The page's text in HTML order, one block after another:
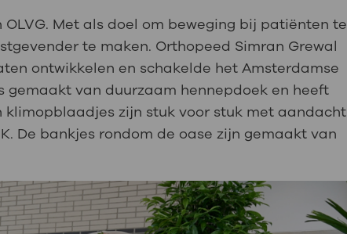
Met als doel om beweging bij patiënten te
te maken. Orthopeed Simran Grewal
ontwikkelen en schakelde het Amsterdamse
gemaakt van duurzaam hennepdoek en heeft
zijn stuk voor stuk met aandacht
De bankjes rondom de oase zijn gemaakt van